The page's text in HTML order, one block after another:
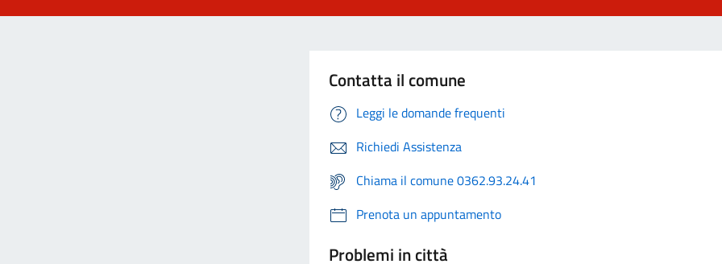
Contatta il comune
Leggi le domande frequenti
Richiedi Assistenza
Chiama il comune 0362.93.24.41
Prenota un appuntamento
Problemi in città